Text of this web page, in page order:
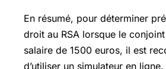
En résumé, pour déterminer
droit au RSA lorsque le
salaire de 1500 euros, il est
d’utiliser un simulateur en